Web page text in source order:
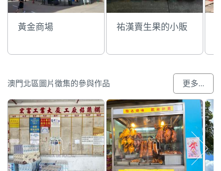
黃金商場 祐漢賣生果的小販
澳門北區圖片徵集的參與作品 更多...